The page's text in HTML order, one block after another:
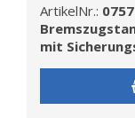
ArtikelNr.:
mit